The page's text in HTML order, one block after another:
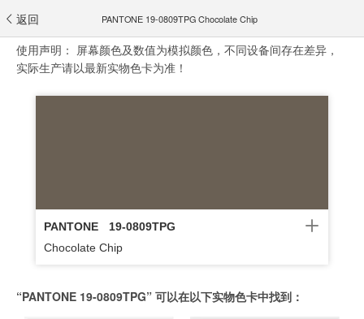
返回 PANTONE 19-0809TPG Chocolate Chip
使用声明： 屏幕颜色及数值为模拟颜色，不同设备间存在差异，
实际生产请以最新实物色卡为准！
PANTONE
19-0809TPG
Chocolate Chip
“PANTONE 19-0809TPG” 可以在以下实物色卡中找到：